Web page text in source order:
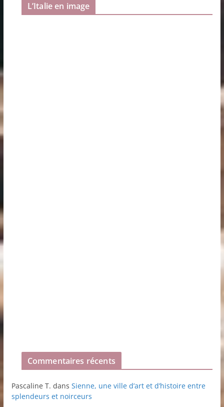
L’Italie en image
Commentaires récents
Pascaline T. dans Sienne, une ville d’art et d’histoire entre
splendeurs et noirceurs